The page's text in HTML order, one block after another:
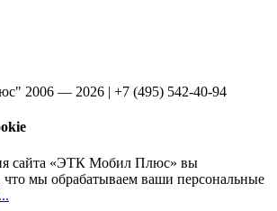
2006 — 2026 | +7 (495) 542-40-94
сайта «ЭТК Мобил Плюс» вы
что мы обрабатываем ваши персональные